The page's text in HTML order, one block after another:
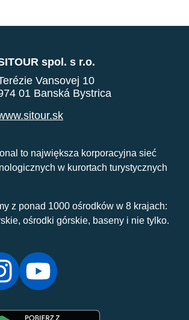
spol. s r.o.
Vansovej 10
01 Banská Bystrica
to największa korporacyjna sieć
w kurortach turystycznych
z ponad 1000 ośrodków w 8 krajach:
ośrodki górskie, baseny i nie tylko.